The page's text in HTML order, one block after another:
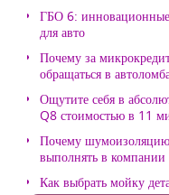
ГБО 6: инновационные
для авто
Почему за
обращаться в
Ощутите себя в
Q8 стоимостью в 11
Почему
выполнять в
Как выбрать мойку